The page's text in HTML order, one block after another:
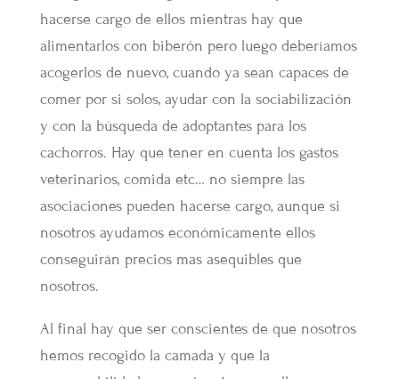
hacerse cargo de ellos mientras hay que
alimentarlos con biberón pero luego deberíamos
acogerlos de nuevo, cuando ya sean capaces de
comer por si solos, ayudar con la sociabilización
y con la búsqueda de adoptantes para los
cachorros. Hay que tener en cuenta los gastos
veterinarios, comida etc… no siempre las
asociaciones pueden hacerse cargo, aunque si
nosotros ayudamos económicamente ellos
conseguirán precios mas asequibles que
nosotros.
Al final hay que ser conscientes de que nosotros
hemos recogido la camada y que la